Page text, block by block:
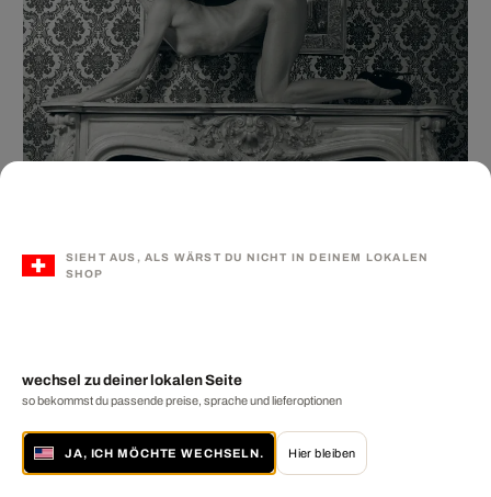
Kaisersuite
SYLVIE BLUM
ab CHF 499
SIEHT AUS, ALS WÄRST DU NICHT IN DEINEM LOKALEN
SHOP
wechsel zu deiner lokalen Seite
so bekommst du passende preise, sprache und lieferoptionen
JA, ICH MÖCHTE WECHSELN. Hier bleiben